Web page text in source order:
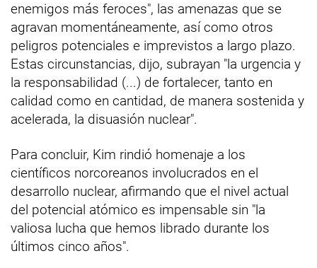
enemigos más feroces", las amenazas que se
agravan momentáneamente, así como otros
peligros potenciales e imprevistos a largo plazo.
Estas circunstancias, dijo, subrayan "la urgencia y
la responsabilidad (...) de fortalecer, tanto en
calidad como en cantidad, de manera sostenida y
acelerada, la disuasión nuclear".
Para concluir, Kim rindió homenaje a los
científicos norcoreanos involucrados en el
desarrollo nuclear, afirmando que el nivel actual
del potencial atómico es impensable sin "la
valiosa lucha que hemos librado durante los
últimos cinco años".